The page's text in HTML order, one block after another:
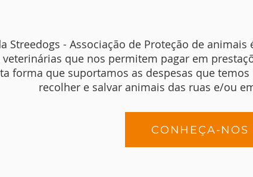
Streedogs - Associação de Proteção de
que nos permitem pagar em
forma que suportamos as despesas que
recolher e salvar animais das ruas e/ou
CONHEÇA-NOS